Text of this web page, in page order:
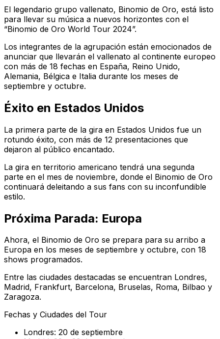
El legendario grupo vallenato, Binomio de Oro, está listo
para llevar su música a nuevos horizontes con el
“Binomio de Oro World Tour 2024”.
Los integrantes de la agrupación están emocionados de
anunciar que llevarán el vallenato al continente europeo
con más de 18 fechas en España, Reino Unido,
Alemania, Bélgica e Italia durante los meses de
septiembre y octubre.
Éxito en Estados Unidos
La primera parte de la gira en Estados Unidos fue un
rotundo éxito, con más de 12 presentaciones que
dejaron al público encantado.
La gira en territorio americano tendrá una segunda
parte en el mes de noviembre, donde el Binomio de Oro
continuará deleitando a sus fans con su inconfundible
estilo.
Próxima Parada: Europa
Ahora, el Binomio de Oro se prepara para su arribo a
Europa en los meses de septiembre y octubre, con 18
shows programados.
Entre las ciudades destacadas se encuentran Londres,
Madrid, Frankfurt, Barcelona, Bruselas, Roma, Bilbao y
Zaragoza.
Fechas y Ciudades del Tour
Londres: 20 de septiembre